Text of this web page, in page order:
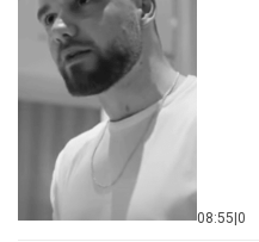
08:55 0